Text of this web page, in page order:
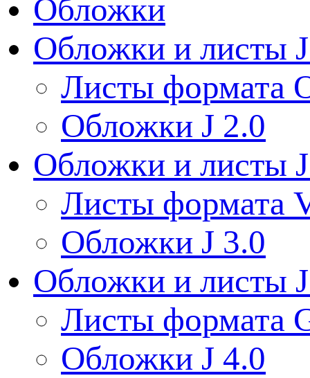
Обложки
Обложки и листы
Листы формата
Обложки J 2.0
Обложки и листы
Листы формата
Обложки J 3.0
Обложки и листы
Листы формата
Обложки J 4.0